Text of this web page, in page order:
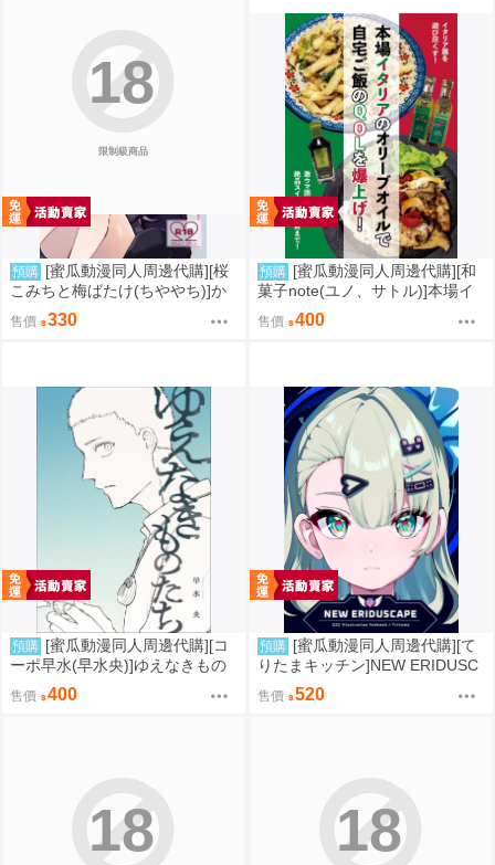
限制級商品
18
預購 [蜜瓜動漫同人周邊代購][桜
こみちと梅ばたけ(ちややち)]か
わいいふたりがいちゃあま×××し
てるだけのはなし(同人誌)
售價 330
預購 [蜜瓜動漫同人周邊代購][和
菓子note(ユノ、サトル)]本場イ
タリアのオリーブオイルで自宅
ご飯のQOLを爆上げ!(同人誌)
售價 400
預購 [蜜瓜動漫同人周邊代購][コ
ーポ早水(早水央)]ゆえなきもの
たち(同人誌)
售價 400
預購 [蜜瓜動漫同人周邊代購][て
りたまキッチン]NEW ERIDUSC
APE(絕區零)(同人誌)
售價 520
18 18